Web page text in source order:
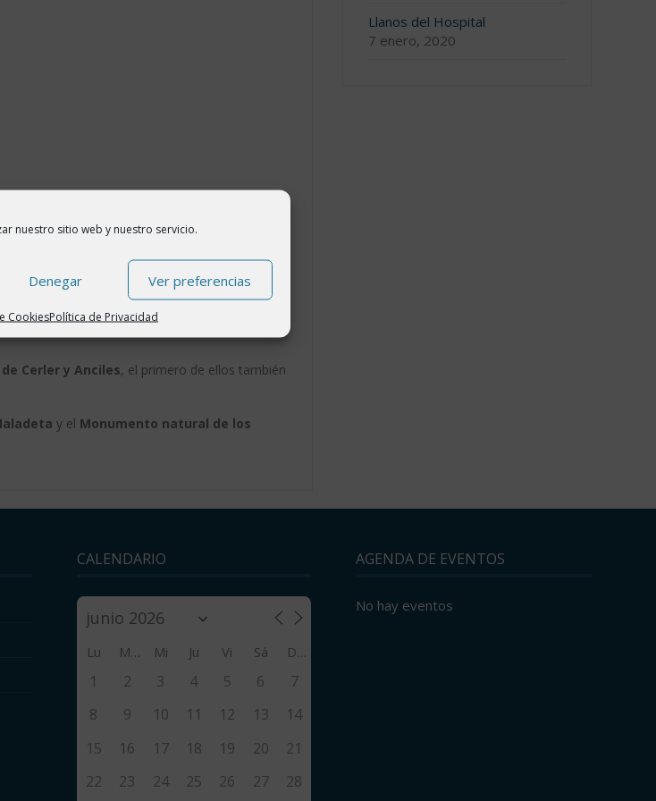
nuestro sitio web y nuestro servicio.
Denegar Ver preferencias
CookiesPolítica de Privacidad
arriba y el embalse de Linsoles aguas
Escondido
«, y municipio destacado de la
aquí se encuentra elParque Natural de
Cerler y Anciles, el primero de ellos también
y el Monumento natural de los
Llanos del Hospital
7 enero, 2020
CALENDARIO
Lu Ma Mi Ju Vi Sá Do
1 2 3 4 5 6
7
8
9 10 11 12 13
14
15
16 17 18 19 20
21
22
23 24 25 26 27 28
AGENDA DE EVENTOS
No hay eventos